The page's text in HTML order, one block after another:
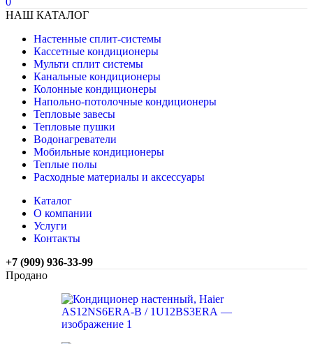
НАШ КАТАЛОГ
Настенные сплит-системы
Кассетные кондиционеры
Мульти сплит системы
Канальные кондиционеры
Колонные кондиционеры
Напольно-потолочные кондиционеры
Тепловые завесы
Тепловые пушки
Водонагреватели
Мобильные кондиционеры
Теплые полы
Расходные материалы и аксессуары
Каталог
О компании
Услуги
Контакты
+7 (909) 936-33-99
Продано